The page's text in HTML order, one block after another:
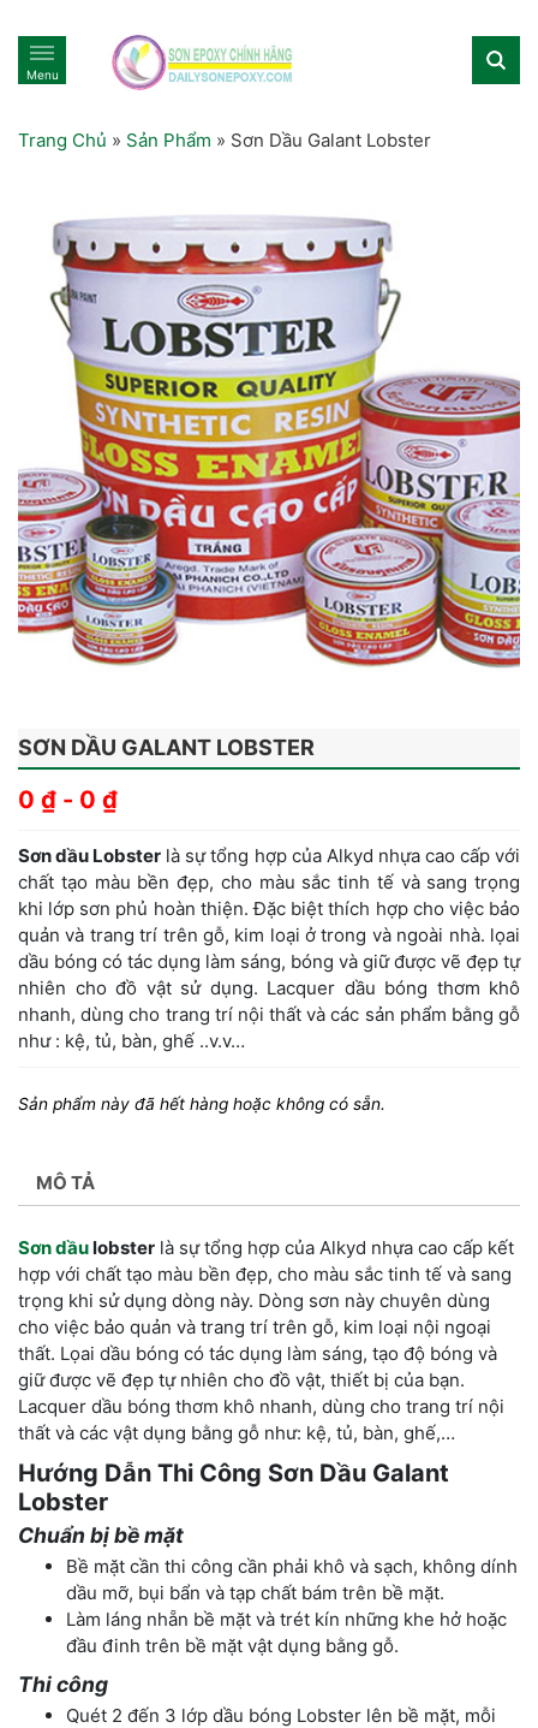
Menu
Trang Chủ » Sản Phẩm » Sơn Dầu Galant Lobster
SƠN DẦU GALANT LOBSTER
0 ₫ - 0 ₫
Sơn dầu Lobster là sự tổng hợp của Alkyd nhựa cao cấp với
chất tạo màu bền đẹp, cho màu sắc tinh tế và sang trọng
khi lớp sơn phủ hoàn thiện. Đặc biệt thích hợp cho việc bảo
quản và trang trí trên gỗ, kim loại ở trong và ngoài nhà. lọai
dầu bóng có tác dụng làm sáng, bóng và giữ được vẽ đẹp tự
nhiên cho đồ vật sử dụng. Lacquer dầu bóng thơm khô
nhanh, dùng cho trang trí nội thất và các sản phẩm bằng gỗ
như : kệ, tủ, bàn, ghế ..v.v…
Sản phẩm này đã hết hàng hoặc không có sẵn.
MÔ TẢ
Sơn dầulobster là sự tổng hợp của Alkyd nhựa cao cấp kết
hợp với chất tạo màu bền đẹp, cho màu sắc tinh tế và sang
trọng khi sử dụng dòng này. Dòng sơn này chuyên dùng
cho việc bảo quản và trang trí trên gỗ, kim loại nội ngoại
thất. Lọai dầu bóng có tác dụng làm sáng, tạo độ bóng và
giữ được vẽ đẹp tự nhiên cho đồ vật, thiết bị của bạn.
Lacquer dầu bóng thơm khô nhanh, dùng cho trang trí nội
thất và các vật dụng bằng gỗ như: kệ, tủ, bàn, ghế,…
Hướng Dẫn Thi Công Sơn Dầu Galant
Lobster
Chuẩn bị bề mặt
Bề mặt cần thi công cần phải khô và sạch, không dính
dầu mỡ, bụi bẩn và tạp chất bám trên bề mặt.
Làm láng nhẵn bề mặt và trét kín những khe hở hoặc
đầu đinh trên bề mặt vật dụng bằng gỗ.
Thi công
Quét 2 đến 3 lớp dầu bóng Lobster lên bề mặt, mỗi